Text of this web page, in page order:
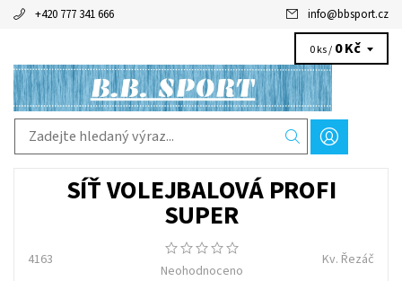
+420 777 341 666 info@bbsport.cz
0 ks / 0 Kč
SÍŤ VOLEJBALOVÁ PROFI
SUPER
4163
Neohodnoceno
Kv. Řezáč